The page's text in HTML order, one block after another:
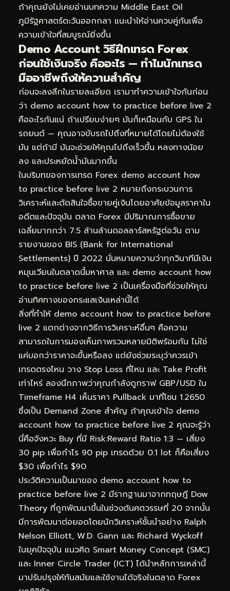
ถ้าคุณยังไม่เคยอ่านบทความ Middle East Oil
ภูมิรัฐศาสตร์ตะวันออกกลา แนะนำให้อ่านควบคู่กันเพื่อ
ความเข้าใจที่สมบูรณ์ยิ่งขึ้น
Demo Account วิธีฝึกเทรด Forex
ก่อนใช้เงินจริง คืออะไร — ทำไมนักเทรด
มืออาชีพถึงให้ความสำคัญ
ก่อนจะลงลึกในรายละเอียด เรามาทำความเข้าใจกันก่อน
ว่า demo account how to practice before live 2
คืออะไรกันแน่ ถ้าเปรียบง่ายๆ มันก็เหมือนกับ GPS ใน
รถยนต์ — คุณอาจขับรถไปถึงที่หมายได้โดยไม่ต้องใช้
มัน แต่ถ้ามี มันจะช่วยให้คุณไปถึงเร็วขึ้น หลงทางน้อย
ลง และประหยัดน้ำมันมากขึ้น
ในบริบทของการเทรด Forex demo account how
to practice before live 2 หมายถึงกระบวนการ
วิเคราะห์และตัดสินใจซื้อขายคู่เงินโดยอาศัยข้อมูลราคาใน
อดีตและปัจจุบัน ตลาด Forex มีปริมาณการซื้อขาย
เฉลี่ยมากกว่า 7.5 ล้านล้านดอลลาร์สหรัฐต่อวัน ตาม
รายงานของ BIS (Bank for International
Settlements) ปี 2022 นั่นหมายความว่าทุกวินาทีมีเงิน
หมุนเวียนในตลาดนี้มหาศาล และ demo account how
to practice before live 2 เป็นเครื่องมือที่ช่วยให้คุณ
อ่านทิศทางของกระแสเงินเหล่านี้ได้
สิ่งที่ทำให้ demo account how to practice before
live 2 แตกต่างจากวิธีการวิเคราะห์อื่นๆ คือความ
สามารถในการมองเห็นภาพรวมหลายมิติพร้อมกัน ไม่ใช่
แค่บอกว่าราคาจะขึ้นหรือลง แต่ยังช่วยระบุว่าควรเข้า
เทรดตรงไหน วาง Stop Loss ที่ไหน และ Take Profit
เท่าไหร่ ลองนึกภาพว่าคุณกำลังดูกราฟ GBP/USD ใน
Timeframe H4 เห็นราคา Pullback มาที่โซน 1.2650
ซึ่งเป็น Demand Zone สำคัญ ถ้าคุณเข้าใจ demo
account how to practice before live 2 คุณจะรู้ว่า
นี่คือจังหวะ Buy ที่มี Risk:Reward Ratio 1:3 — เสี่ยง
30 pip เพื่อกำไร 90 pip เทรดด้วย 0.1 lot ก็คือเสี่ยง
$30 เพื่อกำไร $90
ประวัติความเป็นมาของ demo account how to
practice before live 2 มีรากฐานมาจากทฤษฎี Dow
Theory ที่ถูกพัฒนาขึ้นในช่วงต้นศตวรรษที่ 20 จากนั้น
มีการพัฒนาต่อยอดโดยนักวิเคราะห์ชั้นนำอย่าง Ralph
Nelson Elliott, W.D. Gann และ Richard Wyckoff
ในยุคปัจจุบัน แนวคิด Smart Money Concept (SMC)
และ Inner Circle Trader (ICT) ได้นำหลักการเหล่านี้
มาปรับปรุงให้ทันสมัยและใช้งานได้จริงในตลาด Forex